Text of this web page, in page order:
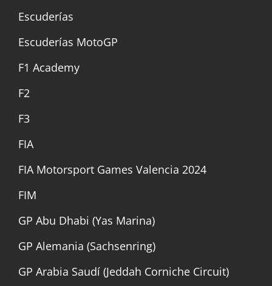
Escuderías
Escuderías MotoGP
F1 Academy
F2
F3
FIA
FIA Motorsport Games Valencia 2024
FIM
GP Abu Dhabi (Yas Marina)
GP Alemania (Sachsenring)
GP Arabia Saudí (Jeddah Corniche Circuit)